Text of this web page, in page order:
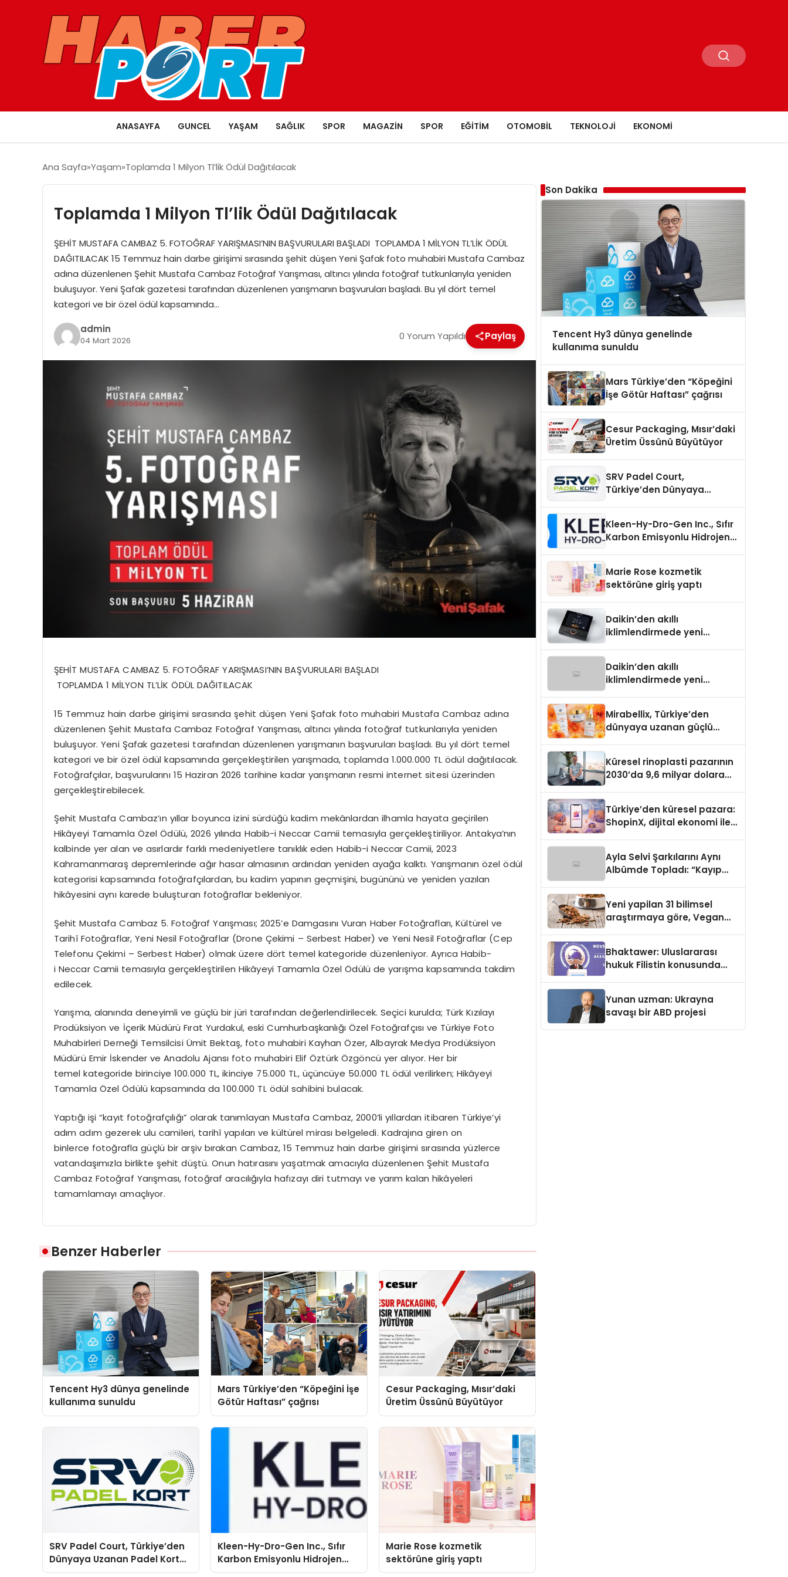
ANASAYFA GUNCEL YAŞAM SAĞLIK SPOR MAGAZIN SPOR EĞITIM OTOMOBIL TEKNOLOJI EKONOMI
Ana Sayfa Yaşam Toplamda 1 Milyon Tl’lik Ödül Dağıtılacak
Toplamda 1 Milyon Tl’lik Ödül Dağıtılacak
ŞEHİT MUSTAFA CAMBAZ 5. FOTOĞRAF YARIŞMASI’NIN BAŞVURULARI BAŞLADI TOPLAMDA 1 MİLYON TL’LİK ÖDÜL
DAĞITILACAK 15 Temmuz hain darbe girişimi sırasında şehit düşen Yeni Şafak foto muhabiri Mustafa Cambaz
adına düzenlenen Şehit Mustafa Cambaz Fotoğraf Yarışması, altıncı yılında fotoğraf tutkunlarıyla yeniden
buluşuyor. Yeni Şafak gazetesi tarafından düzenlenen yarışmanın başvuruları başladı. Bu yıl dört temel
kategori ve bir özel ödül kapsamında…
admin
04 Mart 2026 0 Yorum Yapıldı Paylaş
ŞEHİT MUSTAFA CAMBAZ 5. FOTOĞRAF YARIŞMASI’NIN BAŞVURULARI BAŞLADI
TOPLAMDA 1 MİLYON TL’LİK ÖDÜL DAĞITILACAK
15 Temmuz hain darbe girişimi sırasında şehit düşen Yeni Şafak foto muhabiri Mustafa Cambaz adına
düzenlenen Şehit Mustafa Cambaz Fotoğraf Yarışması, altıncı yılında fotoğraf tutkunlarıyla yeniden
buluşuyor. Yeni Şafak gazetesi tarafından düzenlenen yarışmanın başvuruları başladı. Bu yıl dört temel
kategori ve bir özel ödül kapsamında gerçekleştirilen yarışmada, toplamda 1.000.000 TL ödül dağıtılacak.
Fotoğrafçılar, başvurularını 15 Haziran 2026 tarihine kadar yarışmanın resmi internet sitesi üzerinden
gerçekleştirebilecek.
Şehit Mustafa Cambaz’ın yıllar boyunca izini sürdüğü kadim mekânlardan ilhamla hayata geçirilen
Hikâyeyi Tamamla Özel Ödülü, 2026 yılında Habib-i Neccar Camii temasıyla gerçekleştiriliyor. Antakya’nın
kalbinde yer alan ve asırlardır farklı medeniyetlere tanıklık eden Habib-i Neccar Camii, 2023
Kahramanmaraş depremlerinde ağır hasar almasının ardından yeniden ayağa kalktı. Yarışmanın özel ödül
kategorisi kapsamında fotoğrafçılardan, bu kadim yapının geçmişini, bugününü ve yeniden yazılan
hikâyesini aynı karede buluşturan fotoğraflar bekleniyor.
Şehit Mustafa Cambaz 5. Fotoğraf Yarışması; 2025’e Damgasını Vuran Haber Fotoğrafları, Kültürel ve
Tarihî Fotoğraflar, Yeni Nesil Fotoğraflar (Drone Çekimi – Serbest Haber) ve Yeni Nesil Fotoğraflar (Cep
Telefonu Çekimi – Serbest Haber) olmak üzere dört temel kategoride düzenleniyor. Ayrıca Habib-
i Neccar Camii temasıyla gerçekleştirilen Hikâyeyi Tamamla Özel Ödülü de yarışma kapsamında takdim
edilecek.
Yarışma, alanında deneyimli ve güçlü bir jüri tarafından değerlendirilecek. Seçici kurulda; Türk Kızılayı
Prodüksiyon ve İçerik Müdürü Fırat Yurdakul, eski Cumhurbaşkanlığı Özel Fotoğrafçısı ve Türkiye Foto
Muhabirleri Derneği Temsilcisi Ümit Bektaş, foto muhabiri Kayhan Özer, Albayrak Medya Prodüksiyon
Müdürü Emir İskender ve Anadolu Ajansı foto muhabiri Elif Öztürk Özgöncü yer alıyor. Her bir
temel kategoride birinciye 100.000 TL, ikinciye 75.000 TL, üçüncüye 50.000 TL ödül verilirken; Hikâyeyi
Tamamla Özel Ödülü kapsamında da 100.000 TL ödül sahibini bulacak.
Yaptığı işi “kayıt fotoğrafçılığı” olarak tanımlayan Mustafa Cambaz, 2000’li yıllardan itibaren Türkiye’yi
adım adım gezerek ulu camileri, tarihî yapıları ve kültürel mirası belgeledi. Kadrajına giren on
binlerce fotoğrafla güçlü bir arşiv bırakan Cambaz, 15 Temmuz hain darbe girişimi sırasında yüzlerce
vatandaşımızla birlikte şehit düştü. Onun hatırasını yaşatmak amacıyla düzenlenen Şehit Mustafa
Cambaz Fotoğraf Yarışması, fotoğraf aracılığıyla hafızayı diri tutmayı ve yarım kalan hikâyeleri
tamamlamayı amaçlıyor.
Benzer Haberler
Tencent Hy3 dünya genelinde
kullanıma sunuldu
Mars Türkiye’den “Köpeğini İşe
Götür Haftası” çağrısı
Cesur Packaging, Mısır’daki
Üretim Üssünü Büyütüyor
SRV Padel Court, Türkiye’den
Dünyaya Uzanan Padel Kort
Üretiminde Güvenin Adresi
Kleen-Hy-Dro-Gen Inc., Sıfır
Karbon Emisyonlu Hidrojen
Isıtma Teknolojisinde ISO ve
Marie Rose kozmetik
sektörüne giriş yaptı
Son Dakika
Tencent Hy3 dünya genelinde
kullanıma sunuldu
Mars Türkiye’den “Köpeğini
İşe Götür Haftası” çağrısı
Cesur Packaging, Mısır’daki
Üretim Üssünü Büyütüyor
SRV Padel Court,
Türkiye’den Dünyaya
Kleen-Hy-Dro-Gen Inc., Sıfır
Karbon Emisyonlu Hidrojen
Aldı
Marie Rose kozmetik
sektörüne giriş yaptı
Daikin’den akıllı
iklimlendirmede yeni
Daikin’den akıllı
iklimlendirmede yeni
Mirabellix, Türkiye’den
dünyaya uzanan güçlü
Küresel rinoplasti pazarının
2030’da 9,6 milyar dolara
Türkiye’den küresel pazara:
ShopinX, dijital ekonomi ile
Ayla Selvi Şarkılarını Aynı
Albümde Topladı: “Kayıp
Yeni yapilan 31 bilimsel
araştırmaya göre, Vegan
Sindirildiğini Ortaya Koydu
Bhaktawer: Uluslararası
hukuk Filistin konusunda
Yunan uzman: Ukrayna
savaşı bir ABD projesi